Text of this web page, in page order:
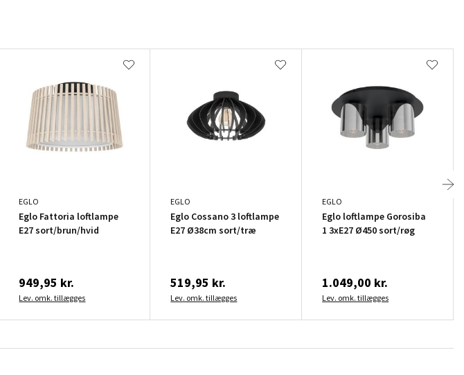
EGLO
Eglo Fattoria loftlampe
E27 sort/brun/hvid
949,95 kr.
Lev. omk. tillægges
EGLO
Eglo Cossano 3 loftlampe
E27 Ø38cm sort/træ
519,95 kr.
Lev. omk. tillægges
EGLO
Eglo loftlampe Gorosiba
1 3xE27 Ø450 sort/røg
1.049,00 kr.
Lev. omk. tillægges